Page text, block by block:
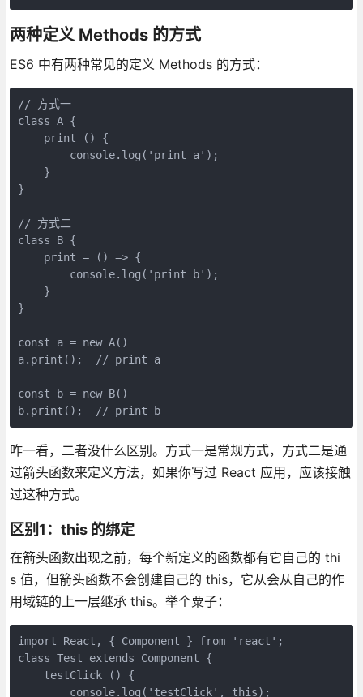
两种定义 Methods 的方式
ES6 中有两种常见的定义 Methods 的方式：
// 方式一
class A {
    print () {
    }
}
// 方式二
class B {
    print = () => {
    }
}
const a = new A()
a.print();  // print a
const b = new B()
b.print();  // print b
咋一看，二者没什么区别。方式一是常规方式，方式二是通
过箭头函数来定义方法，如果你写过 React 应用，应该接触
过这种方式。
区别1：this 的绑定
在箭头函数出现之前，每个新定义的函数都有它自己的 thi
s 值，但箭头函数不会创建自己的 this，它从会从自己的作
用域链的上一层继承 this。举个粟子：
import React, { Component } from 'react';
class Test extends Component {
    testClick () {